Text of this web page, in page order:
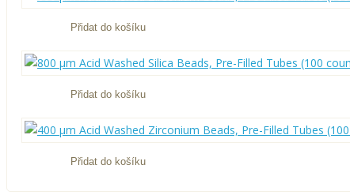
Přidat do košíku
Přidat do košíku
Přidat do košíku